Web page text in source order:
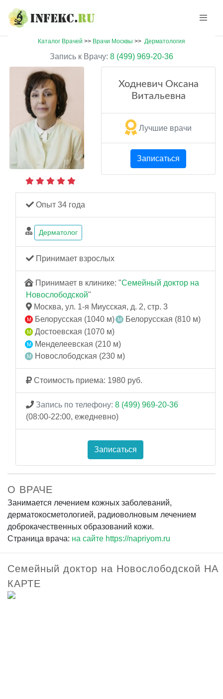
Каталог Врачей >> Врачи Москвы >> Дерматология
Запись к Врачу: 8 (499) 969-20-36
Ходневич Оксана
Витальевна
Лучшие врачи
Записаться
Опыт 34 года
Дерматолог
Принимает взрослых
Принимает в клинике: "Семейный доктор на
Новослободской"
Москва, ул. 1-я Миусская, д. 2, стр. 3
Белорусская (1040 м)
Белорусская (810 м)
Достоевская (1070 м)
Менделеевская (210 м)
Новослободская (230 м)
Стоимость приема: 1980 руб.
Запись по телефону: 8 (499) 969-20-36
(08:00-22:00, ежедневно)
Записаться
О ВРАЧЕ
Занимается лечением кожных заболеваний,
дерматокосметологией, радиоволновым лечением
доброкачественных образований кожи.
Страница врача: на сайте https://napriyom.ru
Семейный доктор на Новослободской НА
КАРТЕ